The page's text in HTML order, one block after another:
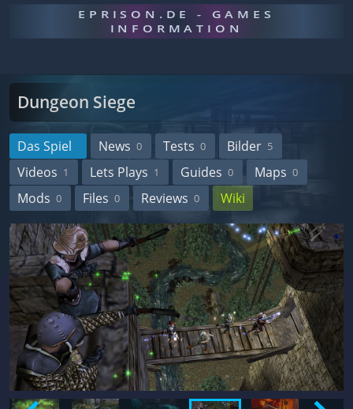
EPRISON.DE - GAMES
INFORMATION
Dungeon Siege
Das Spiel News 0 Tests 0 Bilder 5
Videos 1 Lets Plays 1 Guides 0 Maps 0
Mods 0 Files 0 Reviews 0 Wiki